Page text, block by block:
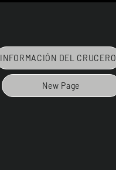
INFORMACIÓN DEL CRUCERO
New Page